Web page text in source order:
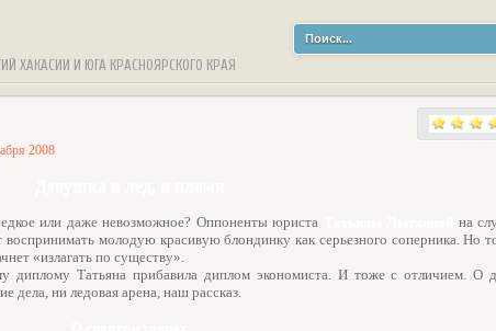
ХАКАСИИ И ЮГА КРАСНОЯРСКОГО КРАЯ
2008
или даже невозможное? Оппоненты юриста
на
молодую красивую блондинку как серьезного соперника. Но
«излагать по существу».
диплому Татьяна прибавила диплом экономиста. И тоже с отличием. О
дела, ни ледовая арена, наш рассказ.